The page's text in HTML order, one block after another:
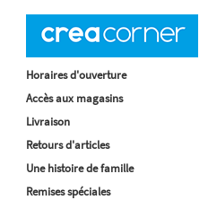
Horaires d'ouverture
Accès aux magasins
Livraison
Retours d'articles
Une histoire de famille
Remises spéciales